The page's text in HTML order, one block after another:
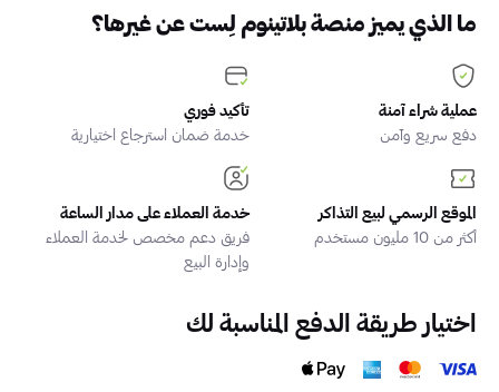
ما الذي يميز منصة بلاتينوم لِست عن غيرها؟
عملية شراء آمنة
دفع سريع وآمن
تأكيد فوري
خدمة ضمان استرجاع اختيارية
الموقع الرسمي لبيع التذاكر
أكثر من 10 مليون مستخدم
خدمة العملاء على مدار الساعة
فريق دعم مخصص لخدمة العملاء
وإدارة البيع
اختيار طريقة الدفع المناسبة لك